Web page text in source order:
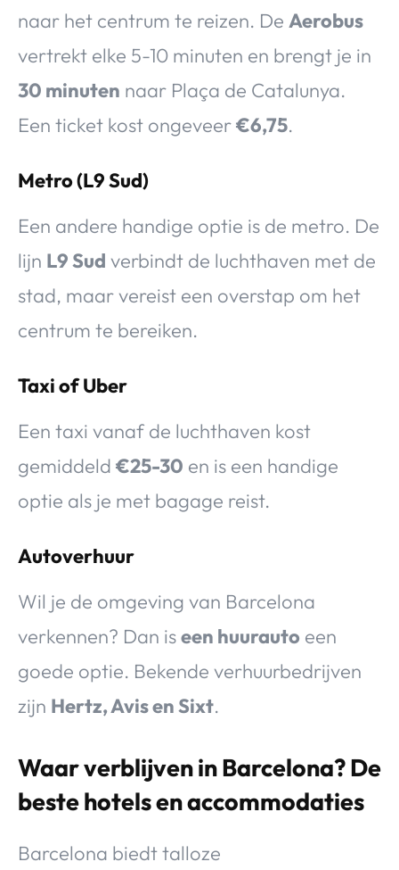
naar het centrum te reizen. De Aerobus
vertrekt elke 5-10 minuten en brengt je in
30 minuten naar Plaça de Catalunya.
Een ticket kost ongeveer€6,75.
Metro (L9 Sud)
Een andere handige optie is de metro. De
lijn L9 Sud verbindt de luchthaven met de
stad, maar vereist een overstap om het
centrum te bereiken.
Taxi of Uber
Een taxi vanaf de luchthaven kost
gemiddeld €25-30 en is een handige
optie als je met bagage reist.
Autoverhuur
Wil je de omgeving van Barcelona
verkennen? Dan iseen huurauto een
goede optie. Bekende verhuurbedrijven
zijn Hertz, Avis en Sixt.
Waar verblijven in Barcelona? De
beste hotels en accommodaties
Barcelona biedt talloze